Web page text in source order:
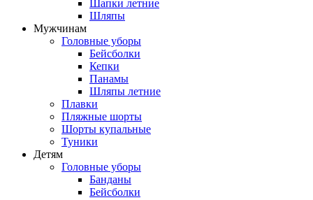
Шапки летние
Шляпы
Мужчинам
Головные уборы
Бейсболки
Кепки
Панамы
Шляпы летние
Плавки
Пляжные шорты
Шорты купальные
Туники
Детям
Головные уборы
Банданы
Бейсболки